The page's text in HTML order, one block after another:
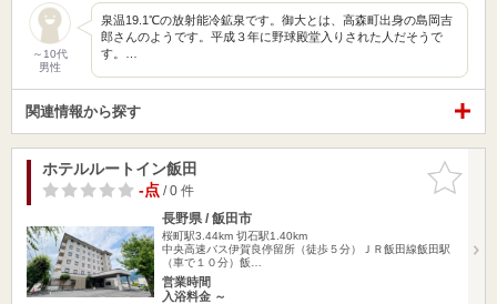
～10代
男性
泉温19.1℃の放射能冷鉱泉です。御大とは、高森町出身の島岡吉
郎さんのようです。平成３年に野球殿堂入りされた人だそうで
す。…
関連情報から探す
お気に入
りに追加
ホテルルートイン飯田
-点/ 0 件
長野県 / 飯田市
桜町駅3.44km 切石駅1.40km
中央高速バス伊賀良停留所（徒歩５分）ＪＲ飯田線飯田駅
（車で１０分）飯…
営業時間
入浴料金 ～